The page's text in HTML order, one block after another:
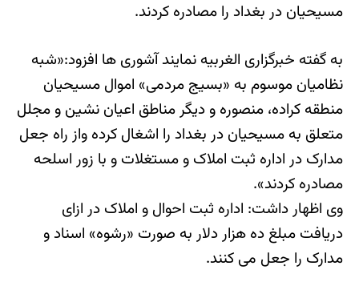
مسیحیان در بغداد را مصادره کردند.
به گفته خبرگزاری الغربیه نمایند آشوری ها افزود:«شبه
نظامیان موسوم به «بسیج مردمی» اموال مسیحیان
منطقه کراده، منصوره و دیگر مناطق اعیان نشین و مجلل
متعلق به مسیحیان در بغداد را اشغال کرده واز راه جعل
مدارک در اداره ثبت املاک و مستغلات و با زور اسلحه
مصادره کردند».
وی اظهار داشت: اداره ثبت احوال و املاک در ازای
دریافت مبلغ ده هزار دلار به صورت «رشوه» اسناد و
مدارک را جعل می کنند.